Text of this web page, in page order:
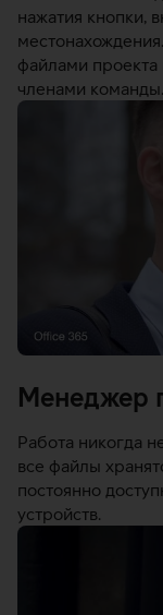
нажатия кнопки,
файлами
членами команды.
Менеджер
Работа никогда
все файлы
постоянно
устройств.